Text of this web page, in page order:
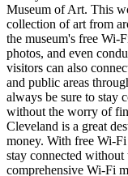
Museum of Art. This
collection of art from
the museum's free Wi-
photos, and even
visitors can also
and public areas
always be sure to stay
without the worry of
Cleveland is a great
money. With free Wi-
stay connected without
comprehensive Wi-Fi